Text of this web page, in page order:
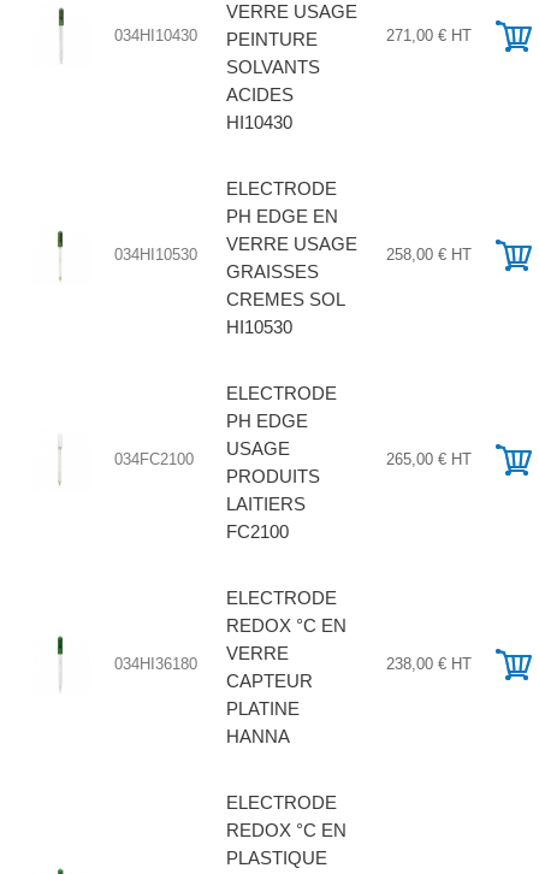
034HI10430
VERRE USAGE
PEINTURE
SOLVANTS
ACIDES
HI10430
271,00 € HT
034HI10530
ELECTRODE
PH EDGE EN
VERRE USAGE
GRAISSES
CREMES SOL
HI10530
258,00 € HT
034FC2100
ELECTRODE
PH EDGE
USAGE
PRODUITS
LAITIERS
FC2100
265,00 € HT
034HI36180
ELECTRODE
REDOX °C EN
VERRE
CAPTEUR
PLATINE
HANNA
238,00 € HT
ELECTRODE
REDOX °C EN
PLASTIQUE